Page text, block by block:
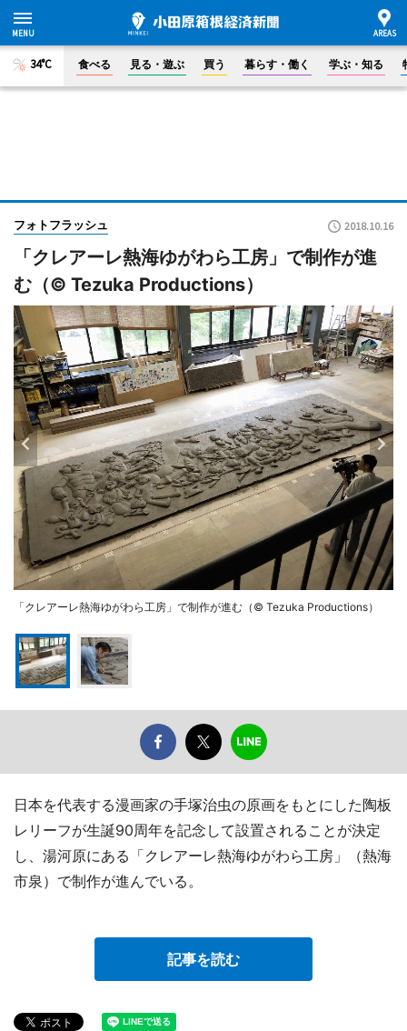
34°C 食べる 見る・遊ぶ 買う 暮らす・働く 学ぶ・知る
フォトフラッシュ 2018.10.16
「クレアーレ熱海ゆがわら工房」で制作が進
む（© Tezuka Productions）
「クレアーレ熱海ゆがわら工房」で制作が進む（© Tezuka Productions）
日本を代表する漫画家の手塚治虫の原画をもとにした陶板
レリーフが生誕90周年を記念して設置されることが決定
し、湯河原にある「クレアーレ熱海ゆがわら工房」（熱海
市泉）で制作が進んでいる。
記事を読む